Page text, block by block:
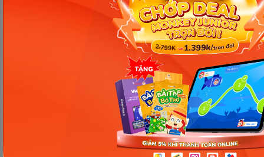
duy logic của trẻ bằng cách cung cấp hàng loạt
câu đố hấp dẫn. Các bé buộc phải suy luận, phân
tích, giải quyết vấn đề mới có thể hoàn thành chính
xác một câu đố. Mức độ câu đố sẽ ngày càng được
nâng cao dựa trên thành tích mà các bé đã đạt
được. Nhằm giải tỏa căng thẳng và mang đến
không gian chơi lành mạnh, Thinkrolls 2 còn được
lồng ghép những âm thanh vui nhộn, trẻ trung.